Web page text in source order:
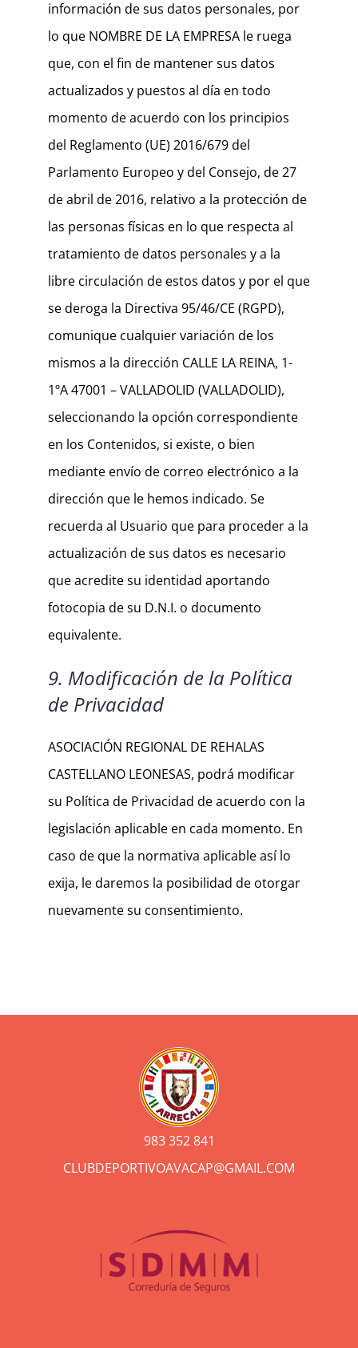
información de sus datos personales, por
lo que NOMBRE DE LA EMPRESA le ruega
que, con el fin de mantener sus datos
actualizados y puestos al día en todo
momento de acuerdo con los principios
del Reglamento (UE) 2016/679 del
Parlamento Europeo y del Consejo, de 27
de abril de 2016, relativo a la protección de
las personas físicas en lo que respecta al
tratamiento de datos personales y a la
libre circulación de estos datos y por el que
se deroga la Directiva 95/46/CE (RGPD),
comunique cualquier variación de los
mismos a la dirección CALLE LA REINA, 1-
1ºA 47001 – VALLADOLID (VALLADOLID),
seleccionando la opción correspondiente
en los Contenidos, si existe, o bien
mediante envío de correo electrónico a la
dirección que le hemos indicado. Se
recuerda al Usuario que para proceder a la
actualización de sus datos es necesario
que acredite su identidad aportando
fotocopia de su D.N.I. o documento
equivalente.
9. Modificación de la Política
de Privacidad
ASOCIACIÓN REGIONAL DE REHALAS
CASTELLANO LEONESAS, podrá modificar
su Política de Privacidad de acuerdo con la
legislación aplicable en cada momento. En
caso de que la normativa aplicable así lo
exija, le daremos la posibilidad de otorgar
nuevamente su consentimiento.
983 352 841
CLUBDEPORTIVOAVACAP@GMAIL.COM